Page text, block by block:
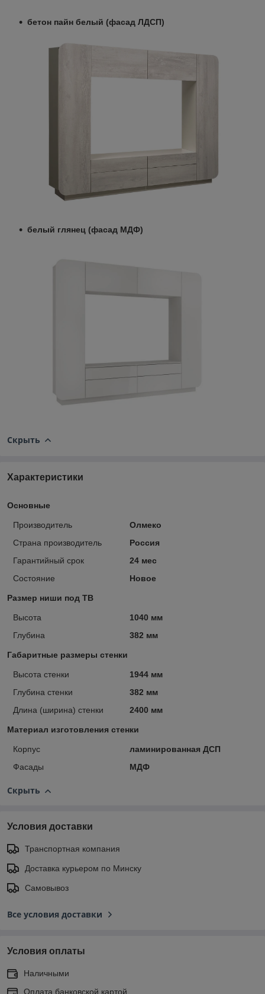
бетон пайн белый (фасад ЛДСП)
белый глянец (фасад МДФ)
Скрыть
Характеристики
Основные
Производитель
Олмеко
Страна производитель
Россия
Гарантийный срок
24 мес
Состояние
Новое
Размер ниши под ТВ
Высота
1040 мм
Глубина
382 мм
Габаритные размеры стенки
Высота стенки
1944 мм
Глубина стенки
382 мм
Длина (ширина) стенки
2400 мм
Материал изготовления стенки
Корпус
ламинированная ДСП
Фасады
МДФ
Скрыть
Условия доставки
Транспортная компания
Доставка курьером по Минску
Самовывоз
Все условия доставки
Условия оплаты
Наличными
Оплата банковской картой